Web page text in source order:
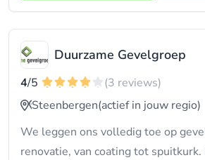
Duurzame Gevelgroep
4/5
(3 reviews)
Steenbergen(actief in jouw regio)
We leggen ons volledig toe op
renovatie, van coating tot spuitkurk.